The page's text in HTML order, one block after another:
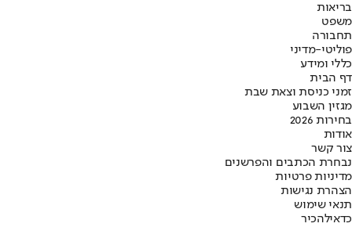
בריאות
משפט
תחבורה
פוליטי-מדיני
כללי ומידע
דף הבית
זמני כניסת וצאת שבת
מגזין השבוע
בחירות 2026
אודות
צור קשר
נבחרת הכתבים והפרשנים
מדיניות פרטיות
הצהרת נגישות
תנאי שימוש
כדאילהכיר